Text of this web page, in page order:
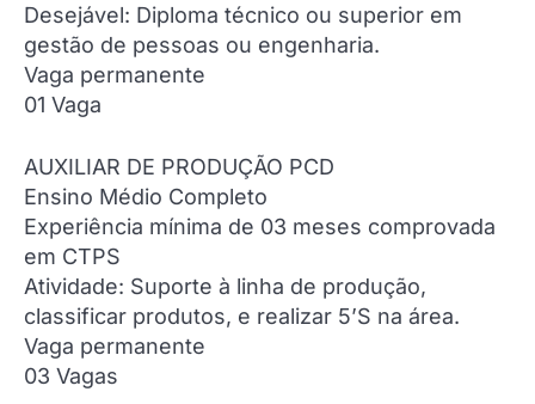
Desejável: Diploma técnico ou superior em
gestão de pessoas ou engenharia.
Vaga permanente
01 Vaga
AUXILIAR DE PRODUÇÃO PCD
Ensino Médio Completo
Experiência mínima de 03 meses comprovada
em CTPS
Atividade: Suporte à linha de produção,
classificar produtos, e realizar 5’S na área.
Vaga permanente
03 Vagas